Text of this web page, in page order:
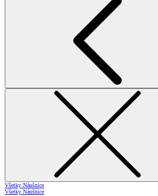
Všetky Náušnice
Všetky Náušnice